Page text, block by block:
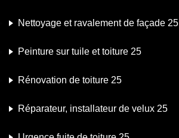
Nettoyage et ravalement de façade 25
Peinture sur tuile et toiture 25
Rénovation de toiture 25
Réparateur, installateur de velux 25